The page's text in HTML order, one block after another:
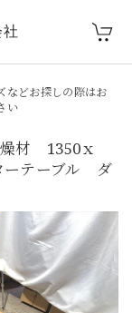
などお探しの際はお
い
材 1350ｘ
ーテーブル ダ